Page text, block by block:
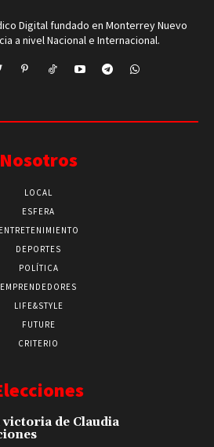
Digital fundado en Monterrey Nuevo
a nivel Nacional e Internacional.
Nosotros
LOCAL
ESFERA
ENTRETENIMIENTO
DEPORTES
POLÍTICA
EMPRENDEDORES
LIFE&STYLE
FUTURE
CRITERIO
de Claudia